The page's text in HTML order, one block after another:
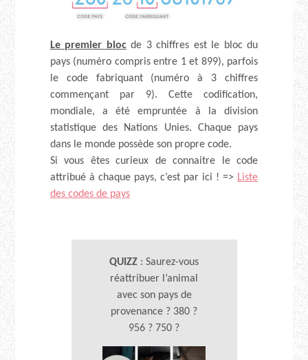
Le premier blocde 3 chiffres est le bloc du
pays (numéro compris entre 1 et 899), parfois
le code fabriquant (numéro à 3 chiffres
commençant par 9). Cette codification,
mondiale, a été empruntée à la division
statistique des Nations Unies. Chaque pays
dans le monde possède son propre code.
Si vous êtes curieux de connaitre le code
attribué à chaque pays, c’est par ici ! => Liste
des codes de pays
QUIZZ : Saurez-vous
réattribuer l’animal
avec son pays de
provenance ? 380 ?
956 ? 750 ?